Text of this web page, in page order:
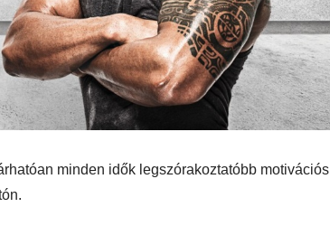
minden idők legszórakoztatóbb motivációs